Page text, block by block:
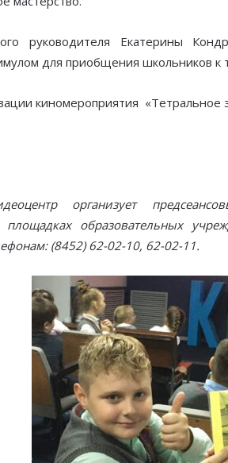
руководителя Екатерины
для приобщения школьников к
киномероприятия
организует
площадках образовательных
(8452) 62-02-10, 62-02-11.